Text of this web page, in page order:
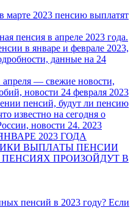
марте 2023 пенсию выплатят
пенсия в апреле 2023 года.
в январе и феврале 2023,
данные на 24
апреля — свежие новости,
новости 24 февраля 2023
пенсий, будут ли пенсию
известно на сегодня о
новости 24. 2023
2023 ГОДА
ВЫПЛАТЫ ПЕНСИИ
ПРОИЗОЙДУТ В
пенсий в 2023 году? Если